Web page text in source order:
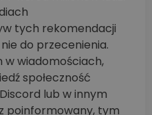
tych rekomendacji
do przecenienia.
w wiadomościach,
społeczność
lub w innym
poinformowany, tym